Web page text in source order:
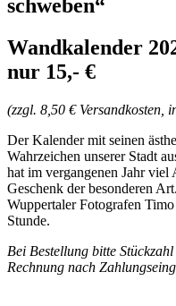
schweben“
Wandkalender
nur 15,- €
(zzgl. 8,50 € Versandkosten,
Der Kalender mit seinen
Wahrzeichen unserer Stadt
hat im vergangenen Jahr
Geschenk der besonderen
Wuppertaler Fotografen
Stunde.
Bei Bestellung bitte
Rechnung nach